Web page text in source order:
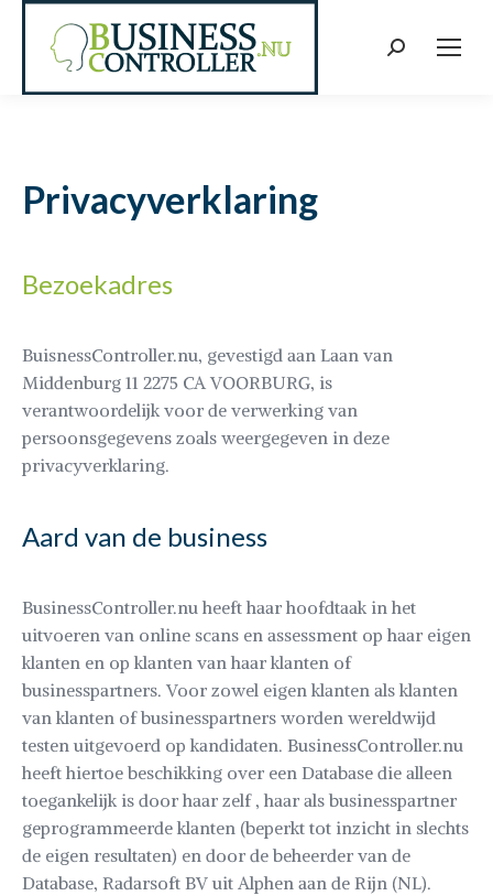
Search:
Privacyverklaring
Bezoekadres
BuisnessController.nu, gevestigd aan Laan van
Middenburg 11 2275 CA VOORBURG, is
verantwoordelijk voor de verwerking van
persoonsgegevens zoals weergegeven in deze
privacyverklaring.
Aard van de business
BusinessController.nu heeft haar hoofdtaak in het
uitvoeren van online scans en assessment op haar eigen
klanten en op klanten van haar klanten of
businesspartners. Voor zowel eigen klanten als klanten
van klanten of businesspartners worden wereldwijd
testen uitgevoerd op kandidaten. BusinessController.nu
heeft hiertoe beschikking over een Database die alleen
toegankelijk is door haar zelf , haar als businesspartner
geprogrammeerde klanten (beperkt tot inzicht in slechts
de eigen resultaten) en door de beheerder van de
Database, Radarsoft BV uit Alphen aan de Rijn (NL).